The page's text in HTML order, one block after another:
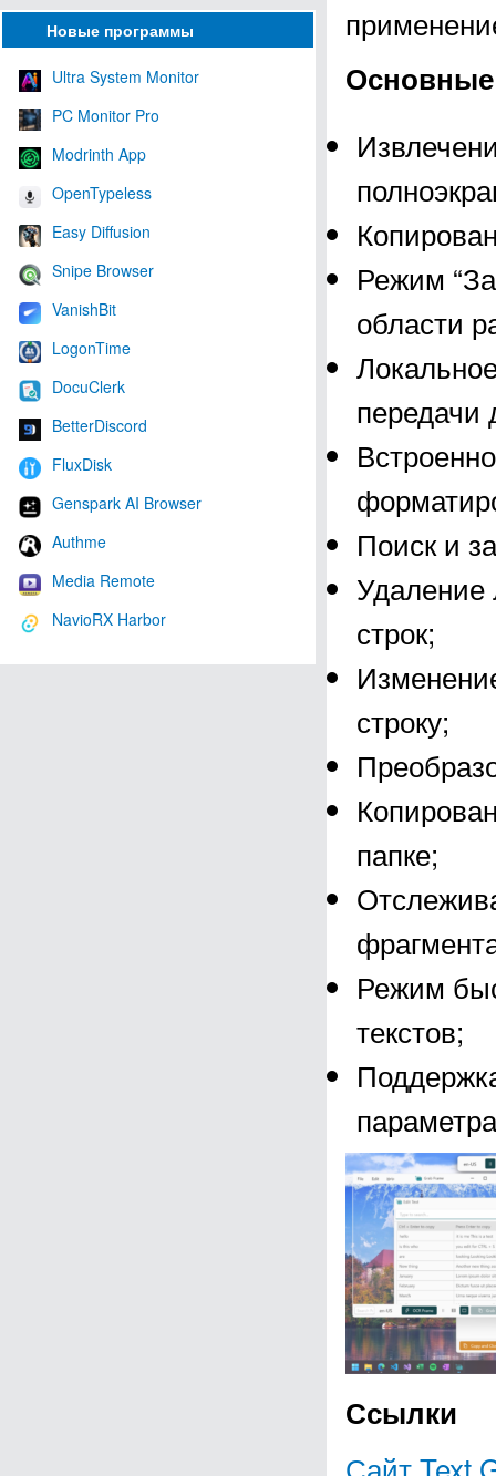
Новые программы
Ultra System Monitor
PC Monitor Pro
Modrinth App
OpenTypeless
Easy Diffusion
Snipe Browser
VanishBit
LogonTime
DocuClerk
BetterDiscord
FluxDisk
Genspark AI Browser
Authme
Media Remote
NavioRX Harbor
Основные
Режим
области
передачи
Поиск и
строк;
строку;
папке;
Режим
текстов;
Ссылки
Сайт Text